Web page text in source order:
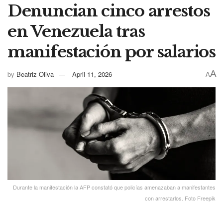
Denuncian cinco arrestos
en Venezuela tras
manifestación por salarios
by Beatriz Oliva April 11, 2026 AA
Durante la manifestación la AFP constató que policías amenazaban a manifestantes
con arrestarlos. Foto Freepik